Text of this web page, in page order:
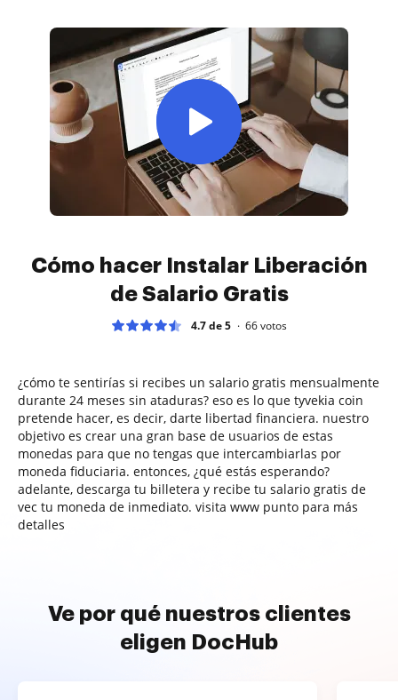
Cómo hacer Instalar Liberación
de Salario Gratis
4.7 de 5 66votos
¿cómo te sentirías si recibes un salario gratis mensualmente
durante 24 meses sin ataduras? eso es lo que tyvekia coin
pretende hacer, es decir, darte libertad financiera. nuestro
objetivo es crear una gran base de usuarios de estas
monedas para que no tengas que intercambiarlas por
moneda fiduciaria. entonces, ¿qué estás esperando?
adelante, descarga tu billetera y recibe tu salario gratis de
vec tu moneda de inmediato. visita www punto para más
detalles
Ve por qué nuestros clientes
eligen DocHub